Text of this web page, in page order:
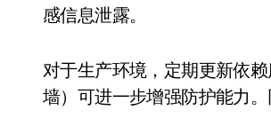
感信息泄露。
对于生产环境，定期更新依
墙）可进一步增强防护能力